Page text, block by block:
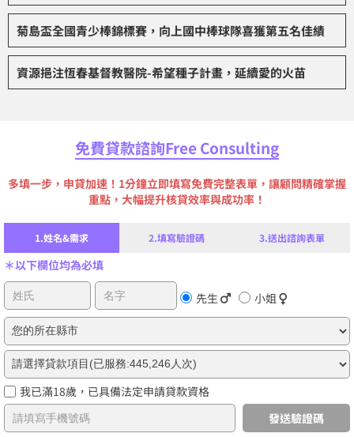
菊島盃全國青少棒錦標賽，向上國中棒球隊喜獲第五名佳績
資源挹注恆春基督教醫院-希望種子計畫，延續愛的火苗
免費貸款諮詢Free Consulting
多填一步，申貸加速！1分鐘立即填寫免費完整表單，讓顧問精確掌握
重點，大幅提升核貸效率與成功率！
1.姓名&需求 2.填寫驗證碼 3.送出諮詢表單
＊以下欄位均為必填
先生 小姐
我已滿18歲，已具備法定申請貸款資格
發送驗證碼